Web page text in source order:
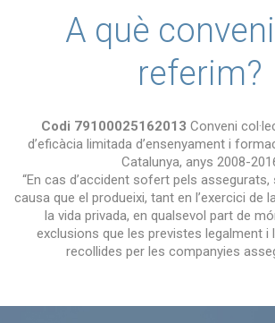
A què
referim?
Codi 79100025162013 Conveni
d’eficàcia limitada d’ensenyament i
Catalunya, anys 2008-
“En cas d’accident sofert pels assegurats,
causa que el produeixi, tant en l’exercici de
la vida privada, en qualsevol part de
exclusions que les previstes legalment i
recollides per les companyies